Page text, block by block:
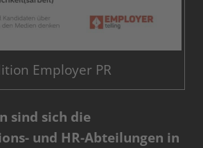
Employer PR
sind sich die
und HR-Abteilungen in